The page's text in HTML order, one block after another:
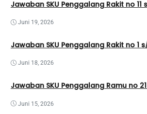
Jawaban SKU Penggalang Rakit no 11
Juni 19, 2026
Jawaban SKU Penggalang Rakit no 1
Juni 18, 2026
Jawaban SKU Penggalang Ramu no
Juni 15, 2026